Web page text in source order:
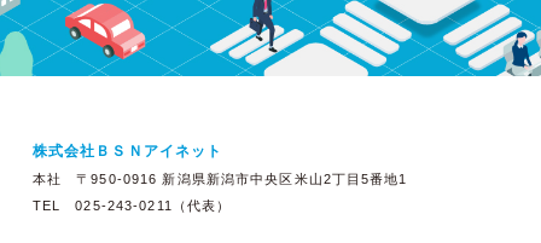
株式会社ＢＳＮアイネット
本社 〒950-0916 新潟県新潟市中央区米山2丁目5番地1
TEL 025-243-0211（代表）